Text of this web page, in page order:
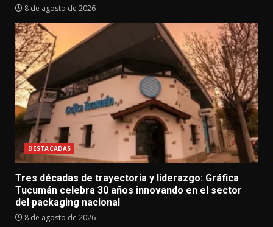
8 de agosto de 2026
DESTACADAS
Tres décadas de trayectoria y liderazgo: Gráfica
Tucumán celebra 30 años innovando en el sector
del packaging nacional
8 de agosto de 2026